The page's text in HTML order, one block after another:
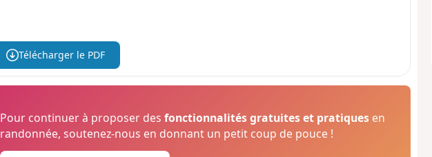
Télécharger le PDF
Pour continuer à proposer desfonctionnalités gratuites et pratiques en
randonnée, soutenez-nous en donnant un petit coup de pouce !